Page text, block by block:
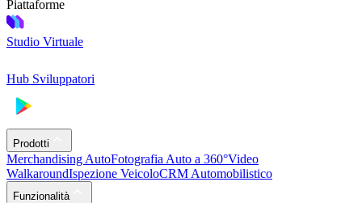
Piattaforme
Studio Virtuale
Hub Sviluppatori
Prodotti
Merchandising AutoFotografia Auto a 360°Video
WalkaroundIspezione VeicoloCRM Automobilistico
Funzionalità